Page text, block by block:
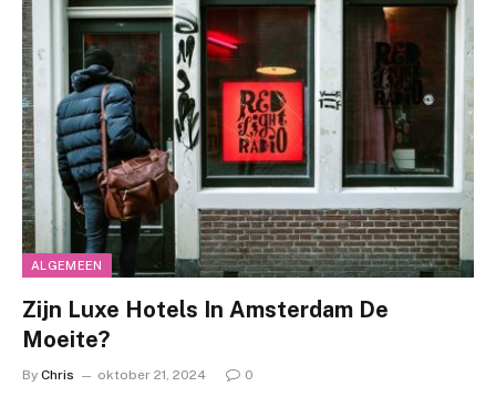
ALGEMEEN
Zijn Luxe Hotels In Amsterdam De
Moeite?
By Chris oktober 21, 2024 0